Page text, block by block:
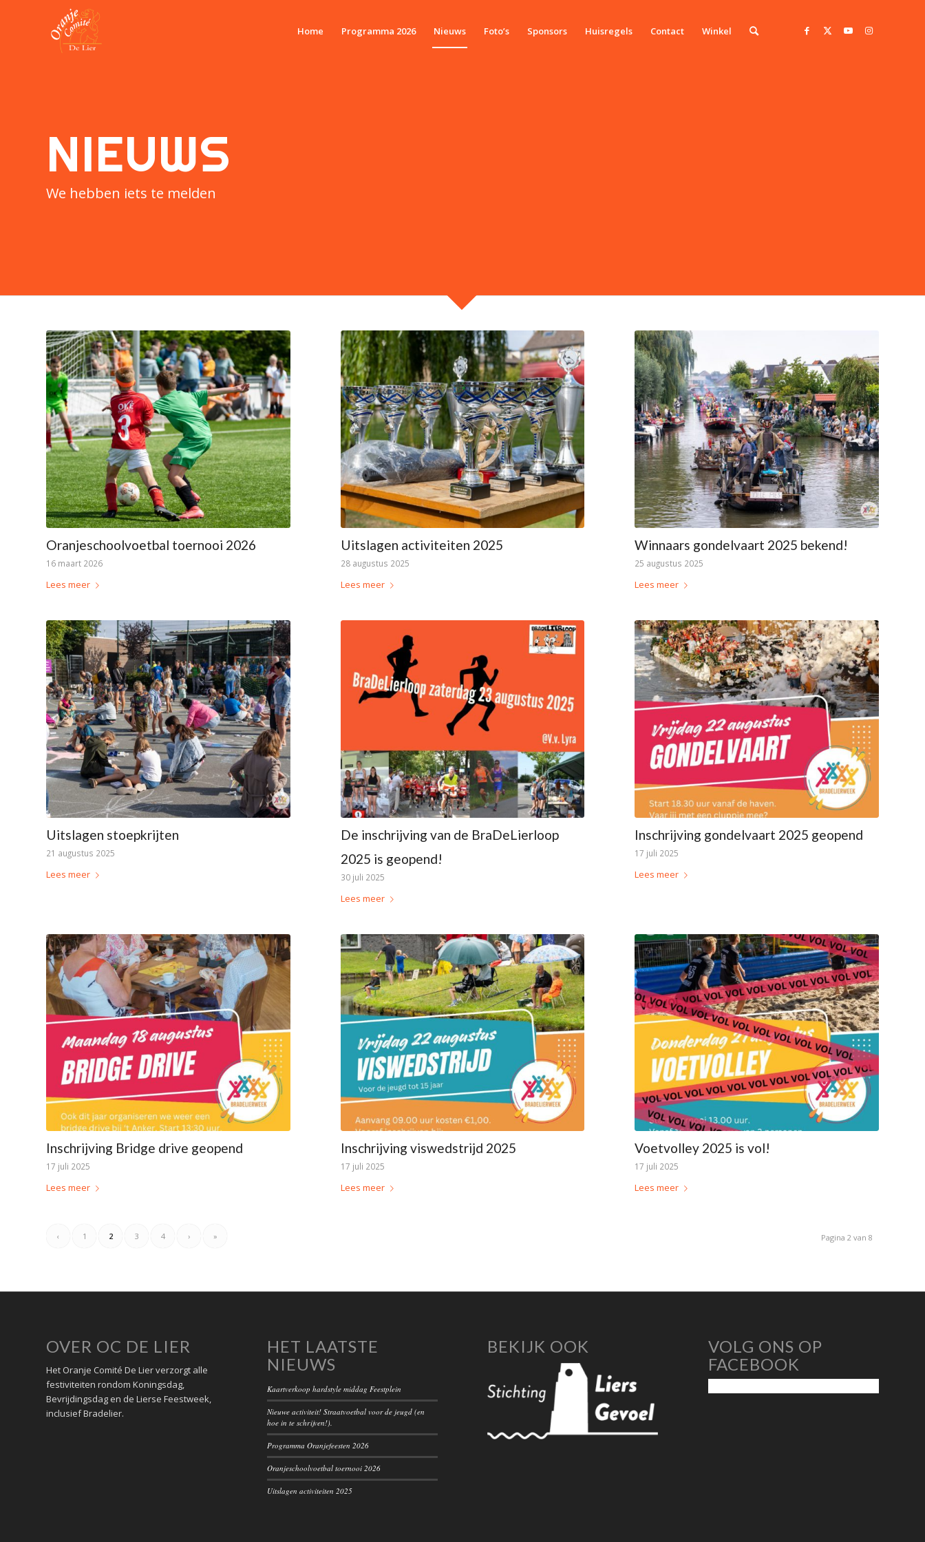
Home Programma 2026 Nieuws Foto’s Sponsors Huisregels Contact Winkel
NIEUWS
We hebben iets te melden
Oranjeschoolvoetbal toernooi 2026
16 maart 2026
Lees meer
Uitslagen activiteiten 2025
28 augustus 2025
Lees meer
Winnaars gondelvaart 2025 bekend!
25 augustus 2025
Lees meer
Uitslagen stoepkrijten
21 augustus 2025
Lees meer
De inschrijving van de BraDeLierloop
2025 is geopend!
30 juli 2025
Lees meer
Inschrijving gondelvaart 2025 geopend
17 juli 2025
Lees meer
Inschrijving Bridge drive geopend
17 juli 2025
Lees meer
Inschrijving viswedstrijd 2025
17 juli 2025
Lees meer
Voetvolley 2025 is vol!
17 juli 2025
Lees meer
Pagina 2 van 8
‹ 1 2 3 4 › »
OVER OC DE LIER
Het Oranje Comité De Lier verzorgt alle
festiviteiten rondom Koningsdag,
Bevrijdingsdag en de Lierse Feestweek,
inclusief Bradelier.
HET LAATSTE
NIEUWS
Kaartverkoop hardstyle middag Feestplein
Nieuwe activiteit! Straatvoetbal voor de jeugd (en
hoe in te schrijven!).
Programma Oranjefeesten 2026
Oranjeschoolvoetbal toernooi 2026
Uitslagen activiteiten 2025
BEKIJK OOK
VOLG ONS OP
FACEBOOK